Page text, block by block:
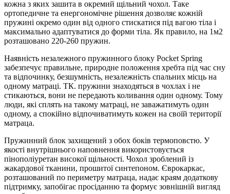
кожна з яких зашита в окремий щільний чохол. Таке
ортопедичне та енергономічне рішення дозволяє кожній
пружині окремо один від одного стискатися під вагою тіла і
максимально адаптуватися до форми тіла. Як правило, на 1м2
розташовано 220-260 пружин.
Наявність незалежного пружинного блоку Pocket Spring
забезпечує правильне, природне положення хребта під час сну
та відпочинку, безшумність, незалежність спальних місць на
одному матраці. ТК. пружини знаходяться в чохлах і не
стикаються, вони не передають коливання один одному. Тому
люди, які сплять на такому матраці, не заважатимуть один
одному, а спокійно відпочиватимуть кожен на своїй території
матраца.
Пружинний блок захищений з обох боків термоповстю. У
якості внутрішнього наповнення використовується
пінополіуретан високої щільності. Чохол зроблений із
жакардової тканини, прошитої синтепоном. Єврокаркас,
розташований по периметру матраца, надає краям додаткову
підтримку, запобігає просіданню та формує зовнішній вигляд